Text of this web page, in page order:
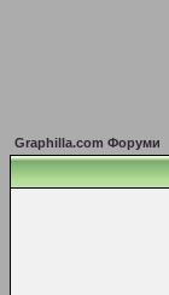
Graphilla.com Форуми